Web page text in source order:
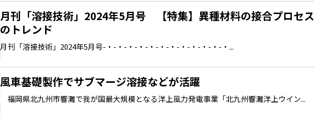
月刊「溶接技術」2024年5月号 【特集】異種材料の接合プロセス
のトレンド
月刊「溶接技術」2024年5月号-・-・-・-・-・-・-・-・-・-・-・-・...
風車基礎製作でサブマージ溶接などが活躍
福岡県北九州市響灘で我が国最大規模となる洋上風力発電事業「北九州響灘洋上ウイン...